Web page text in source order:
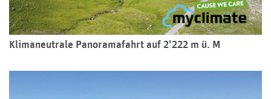
Klimaneutrale Panoramafahrt auf 2'222 m ü. M